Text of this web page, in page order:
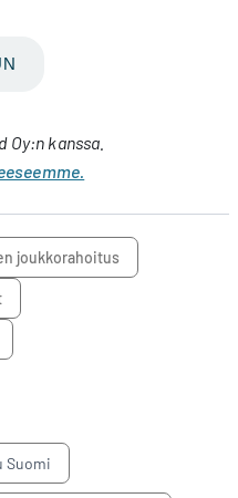
kanssa.
joukkorahoitus
Suomi